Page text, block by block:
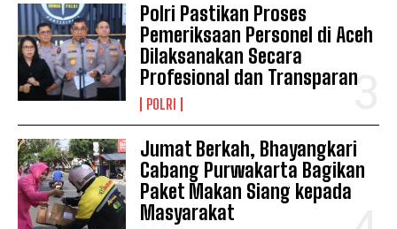
Polri Pastikan Proses
Pemeriksaan Personel di Aceh
Dilaksanakan Secara
Profesional dan Transparan
POLRI
Jumat Berkah, Bhayangkari
Cabang Purwakarta Bagikan
Paket Makan Siang kepada
Masyarakat